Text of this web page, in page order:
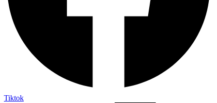
Tiktok